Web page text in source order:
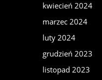
kwiecień 2024
marzec 2024
luty 2024
grudzień 2023
listopad 2023